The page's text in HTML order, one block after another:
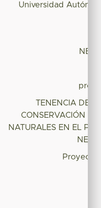
Universidad
TENENCIA DE
CONSERVACIÓN DE
NATURALES EN EL
Proyecto